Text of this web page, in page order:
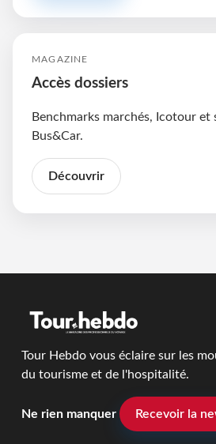
MAGAZINE
Accès dossiers
Benchmarks marchés, Icotour et
Bus&Car.
Découvrir
Tour Hebdo vous éclaire sur les
du tourisme et de l'hospitalité.
Ne rien manquer Recevoir la